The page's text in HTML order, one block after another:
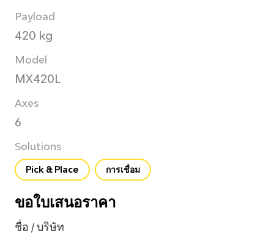
Payload
420 kg
Model
MX420L
Axes
6
Solutions
Pick & Place การเชื่อม
ขอใบเสนอราคา
ชื่อ / บริษัท